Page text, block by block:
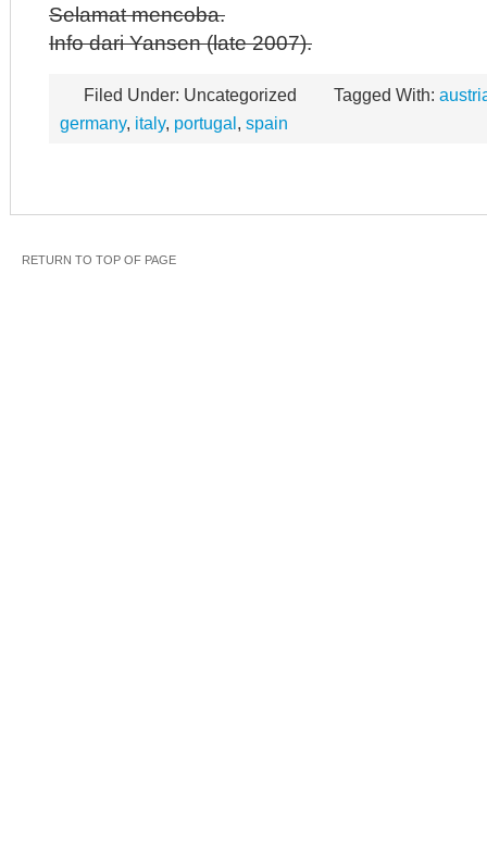
Selamat mencoba.
Info dari Yansen (late 2007).
Filed Under: Uncategorized Tagged With:
germany, italy, portugal , spain
RETURN TO TOP OF PAGE